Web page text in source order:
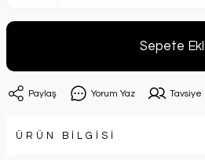
Sepete
Paylaş Yorum Yaz Tavsiye
ÜRÜN BİLGİSİ